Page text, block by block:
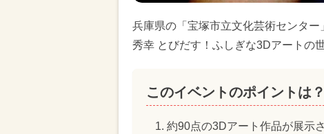
兵庫県の「宝塚市立文化芸術センタ
秀幸 とびだす！ふしぎな3Dアートの
このイベントのポイントは？
約90点の3Dアート作品が展示